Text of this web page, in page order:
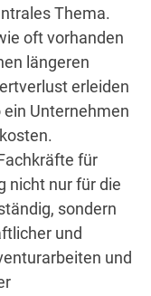
Thema.
oft vorhanden
längeren
erleiden
Unternehmen
für
nicht nur für die
sondern
und
und